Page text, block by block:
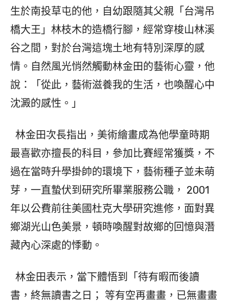
生於南投草屯的他，自幼跟隨其父親「台灣吊
橋大王」林枝木的造橋行腳，經常穿梭山林溪
谷之間，對於台灣這塊土地有特別深厚的感
情。自然風光悄然觸動林金田的藝術心靈，他
說：「從此，藝術滋養我的生活，也喚醒心中
沈澱的感性。」
林金田次長指出，美術繪畫成為他學童時期
最喜歡亦擅長的科目，參加比賽經常獲獎，不
過在當時升學掛帥的環境下，藝術種子並未萌
芽，一直蟄伏到研究所畢業服務公職， 2001
年以公費前往美國杜克大學研究進修，面對異
鄉湖光山色美景，頓時喚醒對故鄉的回憶與潛
藏內心深處的悸動。
林金田表示，當下體悟到「待有暇而後讀
書，終無讀書之日； 等有空再畫畫，已無畫畫